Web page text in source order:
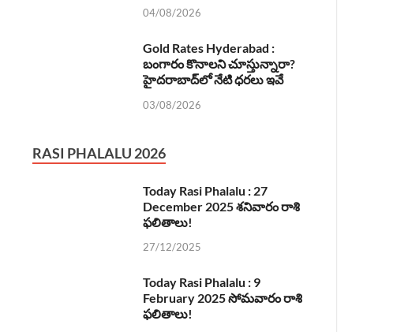
04/08/2026
Gold Rates Hyderabad :
బంగారం కొనాలని చూస్తున్నారా?
హైదరాబాద్‌లో నేటి ధరలు ఇవే
03/08/2026
RASI PHALALU 2026
Today Rasi Phalalu : 27
December 2025 శనివారం రాశి
ఫలితాలు!
27/12/2025
Today Rasi Phalalu : 9
February 2025 సోమవారం రాశి
ఫలితాలు!